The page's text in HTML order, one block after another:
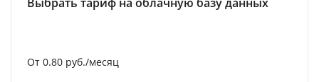
От 0.80 руб./месяц